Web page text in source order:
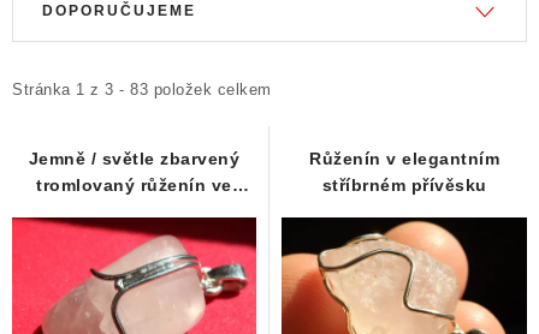
i
p
o
Stránka 1 z 3 - 83 položek celkem
e
r
DOPORUČUJEME
Jemně / světle zbarvený
tromlovaný růženín ve
Růženín v elegantním
stříbrném přívěsku